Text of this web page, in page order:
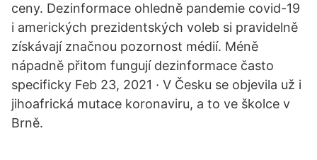
ceny. Dezinformace ohledně pandemie covid-19
i amerických prezidentských voleb si pravidelně
získávají značnou pozornost médií. Méně
nápadně přitom fungují dezinformace často
specificky Feb 23, 2021 · V Česku se objevila už i
jihoafrická mutace koronaviru, a to ve školce v
Brně.